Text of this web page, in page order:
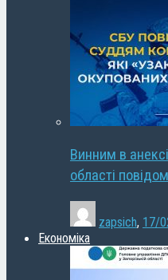
Винним в
області
zapsich, 17/
Економіка